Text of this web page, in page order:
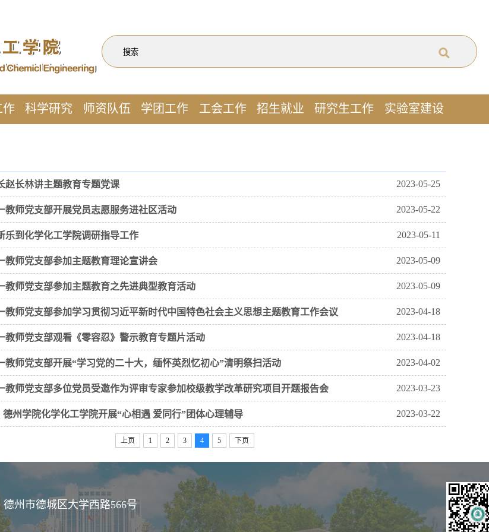
作 科学研究 师资队伍 学团工作 工会工作 招生就业 研究生工作 实验室建设
赵长林讲主题教育专题党课 2023-05-25
教师党支部开展党员志愿服务进社区活动 2023-05-22
乐到化学化工学院调研指导工作 2023-05-11
教师党支部参加主题教育理论宣讲会 2023-05-09
教师党支部参加主题教育之先进典型教育活动 2023-05-09
教师党支部参加学习贯彻习近平新时代中国特色社会主义思想主题教育工作会议 2023-04-18
教师党支部观看《零容忍》警示教育专题片活动 2023-04-18
教师党支部开展“学习党的二十大，缅怀英烈忆初心”清明祭扫活动 2023-04-02
教师党支部多位党员受邀作为评审专家参加校级教学改革研究项目开题报告会 2023-03-23
州学院化学化工学院开展“心相遇 爱同行”团体心理辅导 2023-03-22
上页 1 2 3 4 5 下页
州市德城区大学西路566号